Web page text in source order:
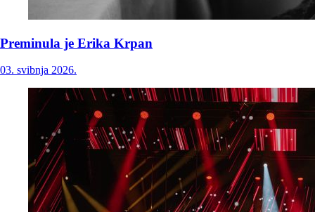
Preminula je Erika Krpan
03. svibnja 2026.